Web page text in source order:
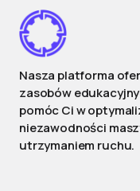
Nasza platforma
zasobów
pomóc Ci w
niezawodności
utrzymaniem ruchu.